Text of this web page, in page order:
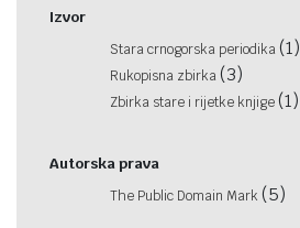
Izvor
Stara crnogorska periodika(1)
Rukopisna zbirka(3)
Zbirka stare i rijetke knjige(1)
Autorska prava
The Public Domain Mark (5)